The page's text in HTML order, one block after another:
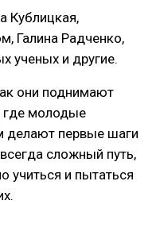
Кублицкая,
Галина Радченко,
ученых и другие.
они поднимают
где молодые
делают первые шаги
сложный путь,
учиться и пытаться